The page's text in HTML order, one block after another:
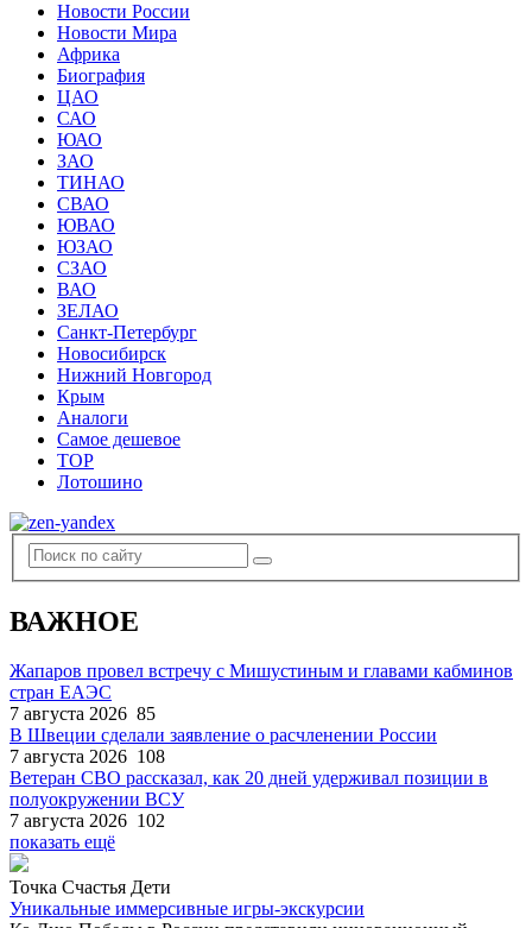
Новости России
Новости Мира
Африка
Биография
ЦАО
САО
ЮАО
ЗАО
ТИНАО
СВАО
ЮВАО
ЮЗАО
СЗАО
ВАО
ЗЕЛАО
Санкт-Петербург
Новосибирск
Нижний Новгород
Крым
Аналоги
Самое дешевое
TOP
Лотошино
ВАЖНОЕ
Жапаров провел встречу с Мишустиным и главами кабминов
стран ЕАЭС
7 августа 2026 85
В Швеции сделали заявление о расчленении России
7 августа 2026 108
Ветеран СВО рассказал, как 20 дней удерживал позиции в
полуокружении ВСУ
7 августа 2026 102
показать ещё
Точка Счастья Дети
Уникальные иммерсивные игры-экскурсии